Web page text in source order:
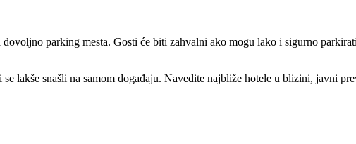
parking mesta. Gosti će biti zahvalni ako mogu lako i sigurno
lakše snašli na samom događaju. Navedite najbliže hotele u blizini, javni